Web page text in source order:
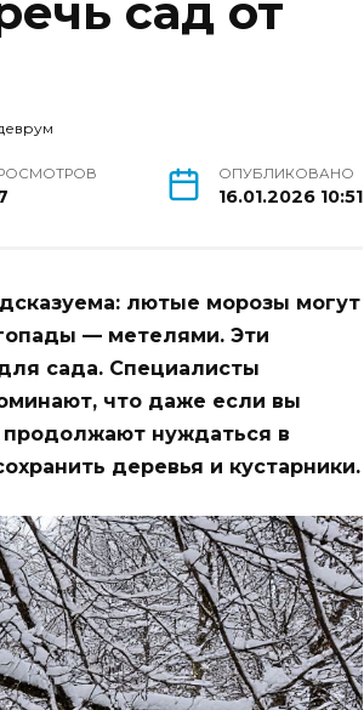
сад от
ОПУБЛИКОВАНО
16.01.2026 10:51
лютые морозы могут
— метелями. Эти
сада. Специалисты
что даже если вы
нуждаться в
деревья и кустарники.